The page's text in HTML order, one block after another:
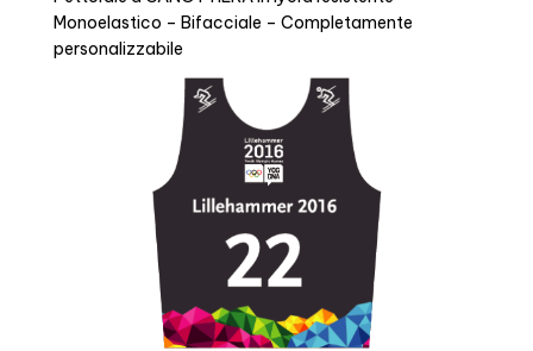
Monoelastico – Bifacciale – Completamente
personalizzabile